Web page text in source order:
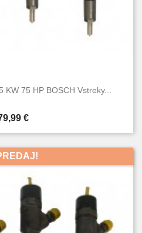
75 HP BOSCH Vstreky...
€